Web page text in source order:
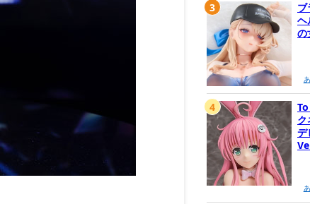
ヘ
の
3
ク
デ
4